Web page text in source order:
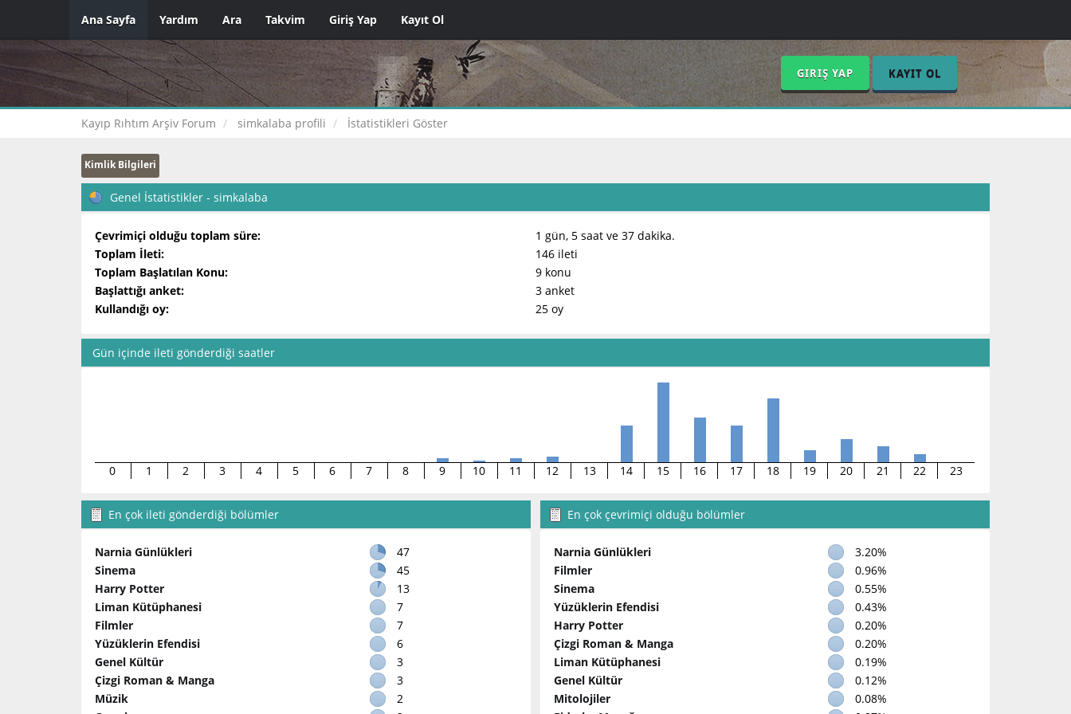
Ana Sayfa Yardım Ara Takvim Giriş Yap Kayıt Ol
GIRIŞ YAP KAYIT OL
Kayıp Rıhtım Arşiv Forum simkalaba profili İstatistikleri Göster
Kimlik Bilgileri
Genel İstatistikler - simkalaba
Çevrimiçi olduğu toplam süre:
1 gün, 5 saat ve 37 dakika.
Toplam İleti:
146 ileti
Toplam Başlatılan Konu:
9 konu
Başlattığı anket:
3 anket
Kullandığı oy:
25 oy
Gün içinde ileti gönderdiği saatler
0 1 2 3 4 5 6 7 8 9 10 11 12 13 14 15 16 17 18 19 20 21 22 23
En çok ileti gönderdiği bölümler
Narnia Günlükleri
47
Sinema
45
Harry Potter
13
Liman Kütüphanesi
7
Filmler
7
Yüzüklerin Efendisi
6
Genel Kültür
3
Çizgi Roman & Manga
3
Müzik
2
En çok çevrimiçi olduğu bölümler
Narnia Günlükleri
3.20%
Filmler
0.96%
Sinema
0.55%
Yüzüklerin Efendisi
0.43%
Harry Potter
0.20%
Çizgi Roman & Manga
0.20%
Liman Kütüphanesi
0.19%
Genel Kültür
0.12%
Mitolojiler
0.08%